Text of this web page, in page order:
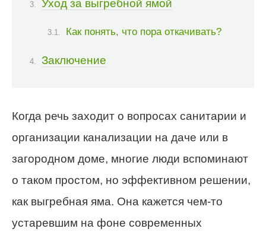
Уход за выгребной ямой
Как понять, что пора откачивать?
Заключение
Когда речь заходит о вопросах санитарии и
организации канализации на даче или в
загородном доме, многие люди вспоминают
о таком простом, но эффективном решении,
как выгребная яма. Она кажется чем-то
устаревшим на фоне современных